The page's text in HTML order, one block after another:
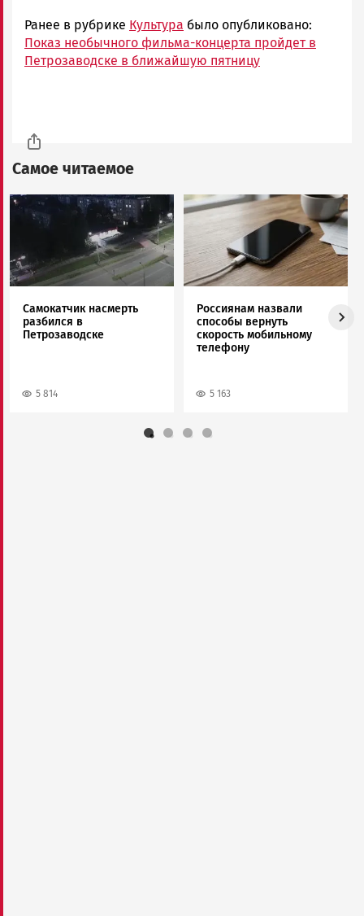
Ранее в рубрике Культура было опубликовано:
Показ необычного фильма-концерта пройдет в
Петрозаводске в ближайшую пятницу
Самое читаемое
Image
Самокатчик насмерть
разбился в
Петрозаводске
5 814
Image
Россиянам назвали
способы вернуть
скорость мобильному
телефону
5 163